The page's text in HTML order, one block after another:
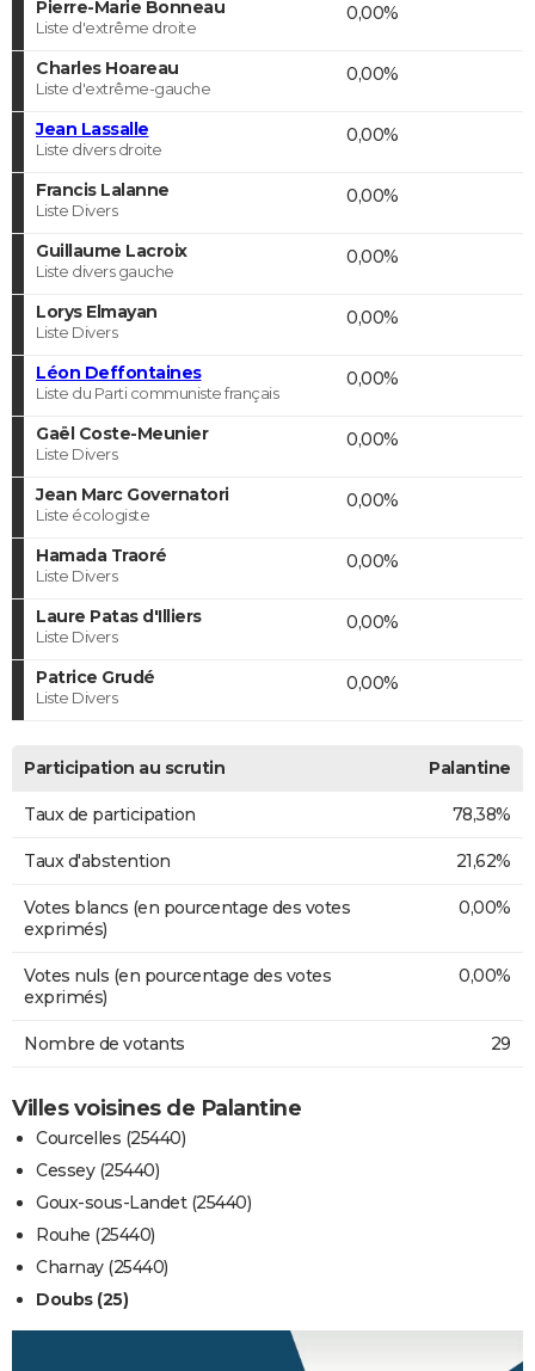
Pierre-Marie Bonneau
Liste d'extrême droite
0,00%
Charles Hoareau
Liste d'extrême-gauche
0,00%
Jean Lassalle
Liste divers droite
0,00%
Francis Lalanne
Liste Divers
0,00%
Guillaume Lacroix
Liste divers gauche
0,00%
Lorys Elmayan
Liste Divers
0,00%
Léon Deffontaines
Liste du Parti communiste français
0,00%
Gaël Coste-Meunier
Liste Divers
0,00%
Jean Marc Governatori
Liste écologiste
0,00%
Hamada Traoré
Liste Divers
0,00%
Laure Patas d'Illiers
Liste Divers
0,00%
Patrice Grudé
Liste Divers
0,00%
Participation au scrutin Palantine
Taux de participation 78,38%
Taux d'abstention 21,62%
Votes blancs (en pourcentage des votes
exprimés)
0,00%
Votes nuls (en pourcentage des votes
exprimés)
0,00%
Nombre de votants 29
Villes voisines de Palantine
Courcelles (25440)
Cessey (25440)
Goux-sous-Landet (25440)
Rouhe (25440)
Charnay (25440)
Doubs (25)